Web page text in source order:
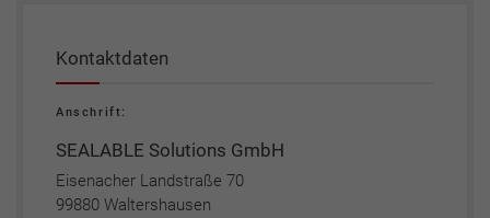
Kontaktdaten
Anschrift:
SEALABLE Solutions GmbH
Eisenacher Landstraße 70
99880 Waltershausen